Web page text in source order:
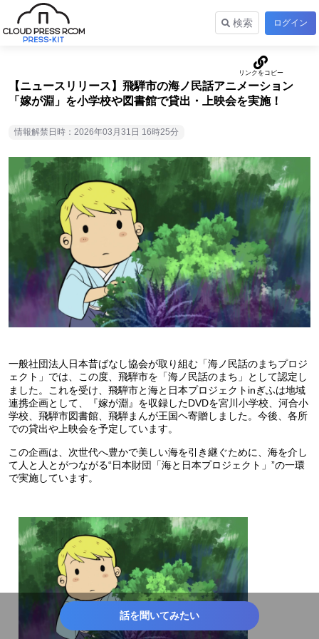
検索 ログイン
【ニュースリリース】飛騨市の海ノ民話アニメーション
「嫁が淵」を小学校や図書館で貸出・上映会を実施！
情報解禁日時：2026年03月31日 16時25分
一般社団法人日本昔ばなし協会が取り組む「海ノ民話のまちプロジ
ェクト」では、この度、飛騨市を「海ノ民話のまち」として認定し
ました。これを受け、飛騨市と海と日本プロジェクトinぎふは地域
連携企画として、『嫁が淵』を収録したDVDを宮川小学校、河合小
学校、飛騨市図書館、飛騨まんが王国ヘ寄贈しました。今後、各所
での貸出や上映会を予定しています。
この企画は、次世代へ豊かで美しい海を引き継ぐために、海を介し
て人と人とがつながる“日本財団「海と日本プロジェクト」”の一環
で実施しています。
話を聞いてみたい